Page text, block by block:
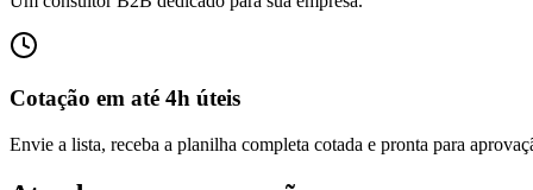
Cotação em até 4h úteis
Envie a lista, receba a planilha completa cotada e pronta para